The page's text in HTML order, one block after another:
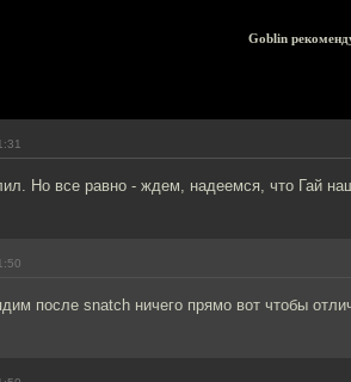
Goblin
Но все равно - ждем, надеемся, что Гай
после snatch ничего прямо вот чтобы